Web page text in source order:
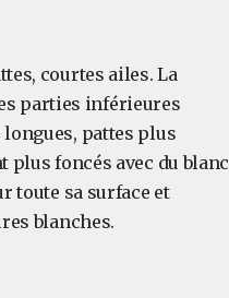
courtes ailes. La
parties inférieures
pattes plus
plus foncés avec du blanc
toute sa surface et
blanches.